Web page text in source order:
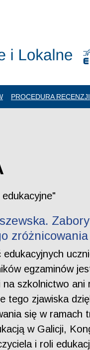
PROCEDURA RECENZJI
edukacyjnych
egzaminów
na szkolnictwo
tego zjawiska
się w
w Galicji,
i roli